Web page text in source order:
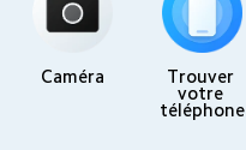
Caméra
Trouver
votre
téléphone